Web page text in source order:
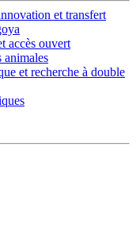
et transfert
accès ouvert
animales
et recherche à double